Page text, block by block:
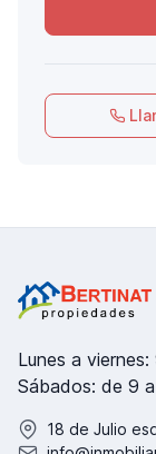
Lunes a
Sábados: de 9 a
18 de Julio